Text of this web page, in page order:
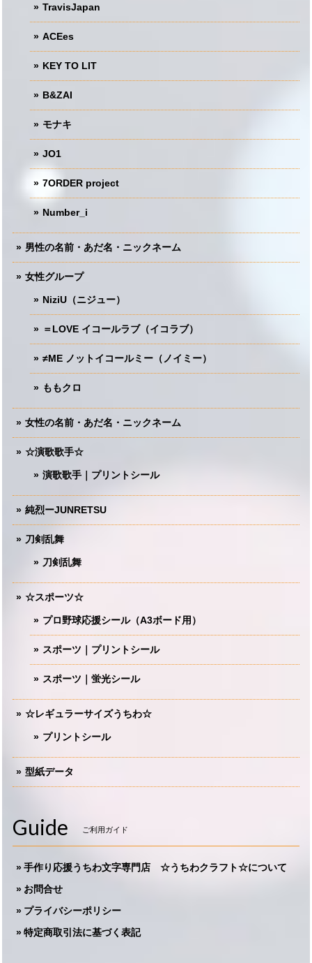
TravisJapan
ACEes
KEY TO LIT
B&ZAI
モナキ
JO1
7ORDER project
Number_i
男性の名前・あだ名・ニックネーム
女性グループ
NiziU（ニジュー）
＝LOVE イコールラブ（イコラブ）
≠ME ノットイコールミー（ノイミー）
ももクロ
女性の名前・あだ名・ニックネーム
☆演歌歌手☆
演歌歌手｜プリントシール
純烈ーJUNRETSU
刀剣乱舞
刀剣乱舞
☆スポーツ☆
プロ野球応援シール（A3ボード用）
スポーツ｜プリントシール
スポーツ｜蛍光シール
☆レギュラーサイズうちわ☆
プリントシール
型紙データ
Guide ご利用ガイド
手作り応援うちわ文字専門店 ☆うちわクラフト☆について
お問合せ
プライバシーポリシー
特定商取引法に基づく表記